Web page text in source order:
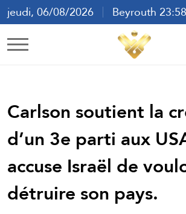
jeudi, 06/08/2026
Beyrouth 23:58
ع
Carlson soutient la
d’un 3e parti aux
accuse Israël de
détruire son pays.